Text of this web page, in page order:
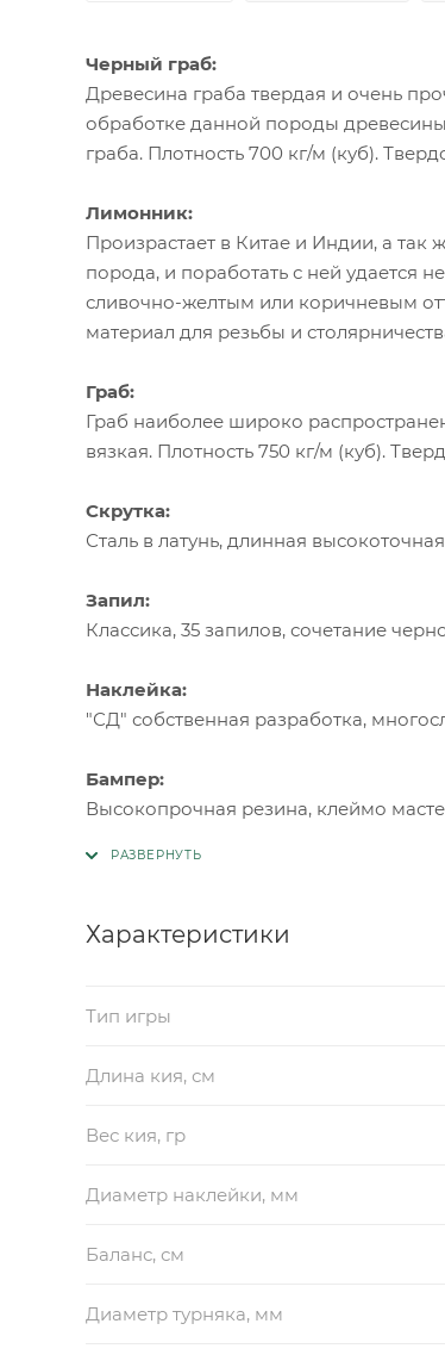
Черный граб:
Древесина граба твердая и очень
обработке данной породы
граба. Плотность 700 кг/м (куб).
Лимонник:
Произрастает в Китае и Индии, а так
порода, и поработать с ней удается
сливочно-желтым или коричневым
материал для резьбы и
Граб:
Граб наиболее широко
вязкая. Плотность 750 кг/м (куб).
Скрутка:
Сталь в латунь, длинная
Запил:
Классика, 35 запилов, сочетание
Наклейка:
"СД" собственная разработка,
Бампер:
Высокопрочная резина, клеймо
Характеристики
Тип игры
Длина кия, см
Вес кия, гр
Диаметр наклейки, мм
Баланс, см
Диаметр турняка, мм